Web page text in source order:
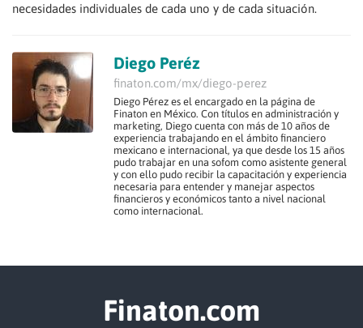
necesidades individuales de cada uno y de cada situación.
Diego Peréz
finaton.com/mx/diego-perez
Diego Pérez es el encargado en la página de
Finaton en México. Con títulos en administración y
marketing, Diego cuenta con más de 10 años de
experiencia trabajando en el ámbito financiero
mexicano e internacional, ya que desde los 15 años
pudo trabajar en una sofom como asistente general
y con ello pudo recibir la capacitación y experiencia
necesaria para entender y manejar aspectos
financieros y económicos tanto a nivel nacional
como internacional.
Finaton.com